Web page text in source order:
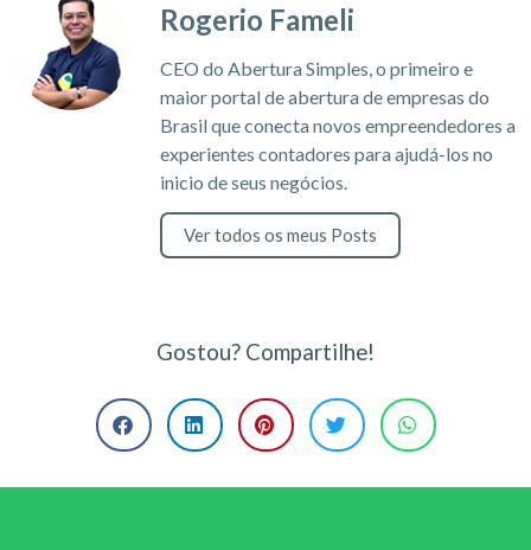
Rogerio Fameli
CEO do Abertura Simples, o primeiro e
maior portal de abertura de empresas do
Brasil que conecta novos empreendedores a
experientes contadores para ajudá-los no
inicio de seus negócios.
Ver todos os meus Posts
Gostou? Compartilhe!